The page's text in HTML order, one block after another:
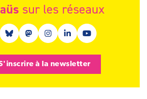
sur les réseaux
(nouvelle fenêtre)
Bluesky (nouvelle fenêtre)
Mastodon (nouvelle fenêtre)
Instagram (nouvelle fenêtre)
Linkedin (nouvelle
Youtube
à la newsletter